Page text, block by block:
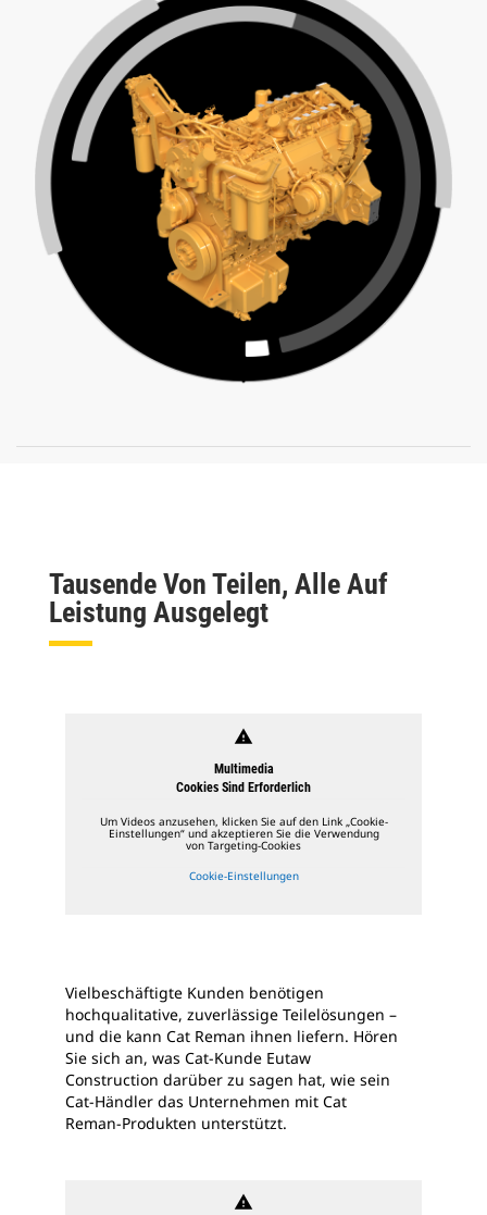
Tausende Von Teilen, Alle Auf
Leistung Ausgelegt
warning
Multimedia
Cookies Sind Erforderlich
Um Videos anzusehen, klicken Sie auf den Link „Cookie-
Einstellungen“ und akzeptieren Sie die Verwendung
von Targeting-Cookies
Cookie-Einstellungen
Vielbeschäftigte Kunden benötigen
hochqualitative, zuverlässige Teilelösungen –
und die kann Cat Reman ihnen liefern. Hören
Sie sich an, was Cat-Kunde Eutaw
Construction darüber zu sagen hat, wie sein
Cat-Händler das Unternehmen mit Cat
Reman-Produkten unterstützt.
warning